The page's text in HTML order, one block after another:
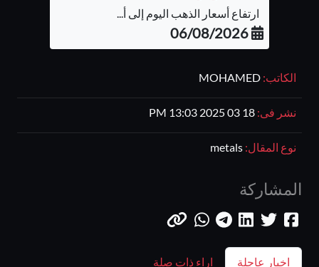
الكاتب:
نشر فى:
نوع المقال:
المشاركة
اخبار عاجلة اراء ذات صلة
ارتفاع أسعار الذهب اليوم إلى أ...
06/08/2026